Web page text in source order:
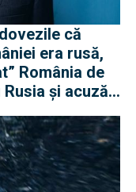
că
era rusă,
România de
și acuză